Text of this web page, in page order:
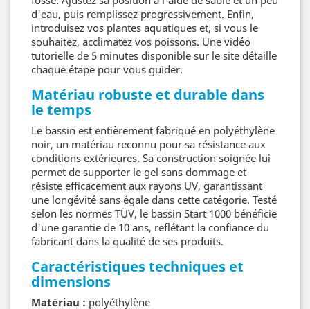
d'eau, puis remplissez progressivement. Enfin,
introduisez vos plantes aquatiques et, si vous le
souhaitez, acclimatez vos poissons. Une vidéo
tutorielle de 5 minutes disponible sur le site détaille
chaque étape pour vous guider.
Matériau robuste et durable dans
le temps
Le bassin est entièrement fabriqué en polyéthylène
noir, un matériau reconnu pour sa résistance aux
conditions extérieures. Sa construction soignée lui
permet de supporter le gel sans dommage et
résiste efficacement aux rayons UV, garantissant
une longévité sans égale dans cette catégorie. Testé
selon les normes TÜV, le bassin Start 1000 bénéficie
d'une garantie de 10 ans, reflétant la confiance du
fabricant dans la qualité de ses produits.
Caractéristiques techniques et
dimensions
Matériau : polyéthylène